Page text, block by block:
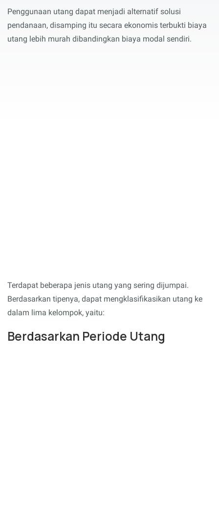
Penggunaan utang dapat menjadi alternatif solusi
pendanaan, disamping itu secara ekonomis terbukti biaya
utang lebih murah dibandingkan biaya modal sendiri.
Terdapat beberapa jenis utang yang sering dijumpai.
Berdasarkan tipenya, dapat mengklasifikasikan utang ke
dalam lima kelompok, yaitu:
Berdasarkan Periode Utang